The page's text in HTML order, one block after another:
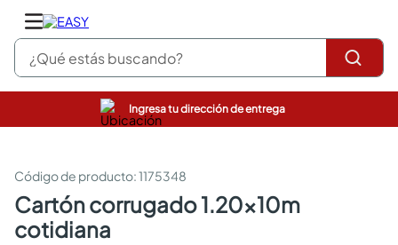
¿Qué estás buscando?
Ingresa tu dirección de entrega
:1175348
cartón corrugado 1.20x10m
cotidiana
pinturas
sanitarios
comedor
escritorio